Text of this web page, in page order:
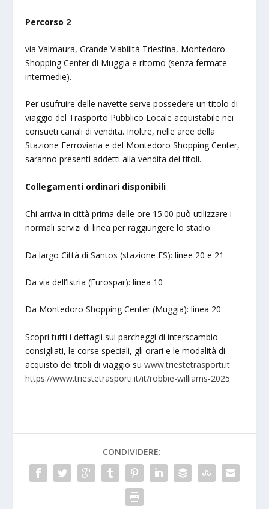
Percorso 2
via Valmaura, Grande Viabilità Triestina, Montedoro
Shopping Center di Muggia e ritorno (senza fermate
intermedie).
Per usufruire delle navette serve possedere un titolo di
viaggio del Trasporto Pubblico Locale acquistabile nei
consueti canali di vendita. Inoltre, nelle aree della
Stazione Ferroviaria e del Montedoro Shopping Center,
saranno presenti addetti alla vendita dei titoli.
Collegamenti ordinari disponibili
Chi arriva in città prima delle ore 15:00 può utilizzare i
normali servizi di linea per raggiungere lo stadio:
Da largo Città di Santos (stazione FS): linee 20 e 21
Da via dell’Istria (Eurospar): linea 10
Da Montedoro Shopping Center (Muggia): linea 20
Scopri tutti i dettagli sui parcheggi di interscambio
consigliati, le corse speciali, gli orari e le modalità di
acquisto dei titoli di viaggio suwww.triestetrasporti.it
https://www.triestetrasporti.it/it/robbie-williams-2025
CONDIVIDERE: